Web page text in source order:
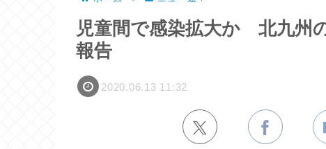
児童間で感染拡大か 北九州
報告
2020.06.13 11:32